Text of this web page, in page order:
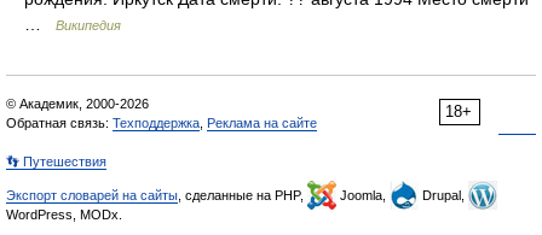
Википедия
18+
© Академик, 2000-2026
Обратная связь: Техподдержка Реклама на сайте
👣 Путешествия
Экспорт словарей на сайты , сделанные на PHP, Joomla,
Drupal,
WordPress, MODx.